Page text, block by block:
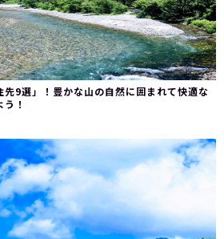
9選」！豊かな山の自然に囲まれて快適な
！